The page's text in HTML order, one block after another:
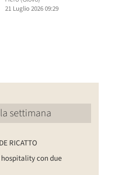
21 Luglio 2026 09:29
settimana
RICATTO
con due